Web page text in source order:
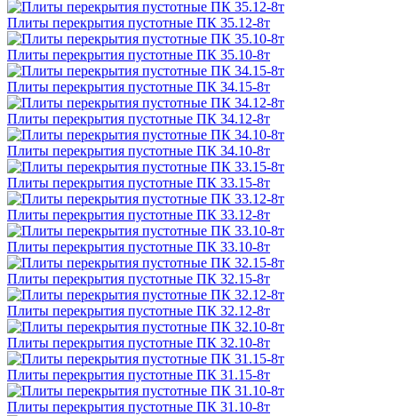
Плиты перекрытия пустотные ПК 35.12-8т
Плиты перекрытия пустотные ПК 35.10-8т
Плиты перекрытия пустотные ПК 34.15-8т
Плиты перекрытия пустотные ПК 34.12-8т
Плиты перекрытия пустотные ПК 34.10-8т
Плиты перекрытия пустотные ПК 33.15-8т
Плиты перекрытия пустотные ПК 33.12-8т
Плиты перекрытия пустотные ПК 33.10-8т
Плиты перекрытия пустотные ПК 32.15-8т
Плиты перекрытия пустотные ПК 32.12-8т
Плиты перекрытия пустотные ПК 32.10-8т
Плиты перекрытия пустотные ПК 31.15-8т
Плиты перекрытия пустотные ПК 31.10-8т